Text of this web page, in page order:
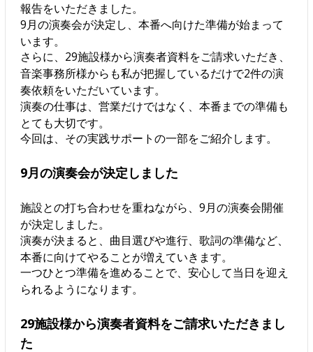
報告をいただきました。
9月の演奏会が決定し、本番へ向けた準備が始まって
います。
さらに、29施設様から演奏者資料をご請求いただき、
音楽事務所様からも私が把握しているだけで2件の演
奏依頼をいただいています。
演奏の仕事は、営業だけではなく、本番までの準備も
とても大切です。
今回は、その実践サポートの一部をご紹介します。
9月の演奏会が決定しました
施設との打ち合わせを重ねながら、9月の演奏会開催
が決定しました。
演奏が決まると、曲目選びや進行、歌詞の準備など、
本番に向けてやることが増えていきます。
一つひとつ準備を進めることで、安心して当日を迎え
られるようになります。
29施設様から演奏者資料をご請求いただきまし
た